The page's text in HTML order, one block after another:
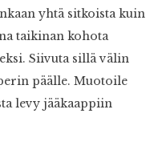
yhtä sitkoista kuin
taikinan kohota
Siivuta sillä välin
päälle. Muotoile
levy jääkaappiin